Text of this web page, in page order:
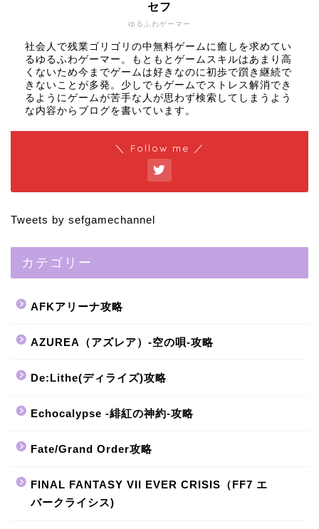
ゆるふわゲーマー
セフ
社会人で残業ゴリゴリの中無料ゲームに癒しを求めてい
るゆるふわゲーマー。もともとゲームスキルはあまり高
くないため今までゲームは好きなのに初歩で躓き継続で
きないことが多発。少しでもゲームでストレス解消でき
るようにゲームが苦手な人が思わず検索してしまうよう
な内容からブログを書いています。
＼ Follow me ／
Tweets by sefgamechannel
カテゴリー
AFKアリーナ攻略
AZUREA（アズレア）-空の唄-攻略
De:Lithe(ディライズ)攻略
Echocalypse -緋紅の神約-攻略
Fate/Grand Order攻略
FINAL FANTASY VII EVER CRISIS（FF7 エ
バークライシス)